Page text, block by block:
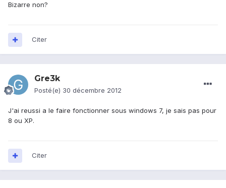
Bizarre non?
Citer
Gre3k
Posté(e) 30 décembre 2012
J'ai reussi a le faire fonctionner sous windows 7, je sais pas pour
8 ou XP.
Citer